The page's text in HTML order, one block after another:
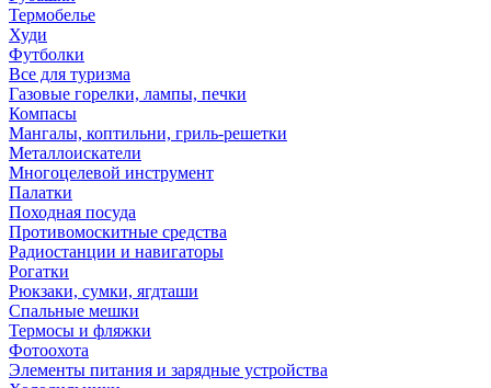
Термобелье
Худи
Футболки
Все для туризма
Газовые горелки, лампы, печки
Компасы
Мангалы, коптильни, гриль-решетки
Металлоискатели
Многоцелевой инструмент
Палатки
Походная посуда
Противомоскитные средства
Радиостанции и навигаторы
Рогатки
Рюкзаки, сумки, ягдташи
Спальные мешки
Термосы и фляжки
Фотоохота
Элементы питания и зарядные устройства